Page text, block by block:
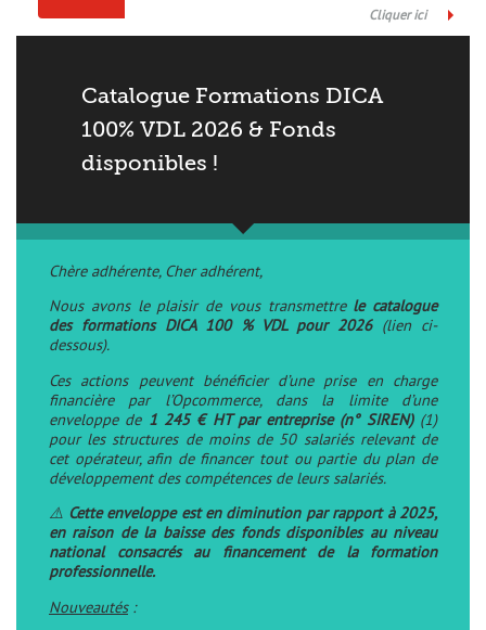
Cliquer ici
Catalogue Formations DICA
100% VDL 2026 & Fonds
disponibles !
Chère adhérente, Cher adhérent,
Nous avons le plaisir de vous transmettre le catalogue
des formations DICA 100 % VDL pour 2026(lien ci-
dessous).
Ces actions peuvent bénéficier d’une prise en charge
financière par l’Opcommerce, dans la limite d’une
enveloppe de 1 245 € HT par entreprise (n° SIREN)(1)
pour les structures de moins de 50 salariés relevant de
cet opérateur, afin de financer tout ou partie du plan de
développement des compétences de leurs salariés.
⚠️ Cette enveloppe est en diminution par rapport à 2025,
en raison de la baisse des fonds disponibles au niveau
national consacrés au financement de la formation
professionnelle.
Nouveautés: